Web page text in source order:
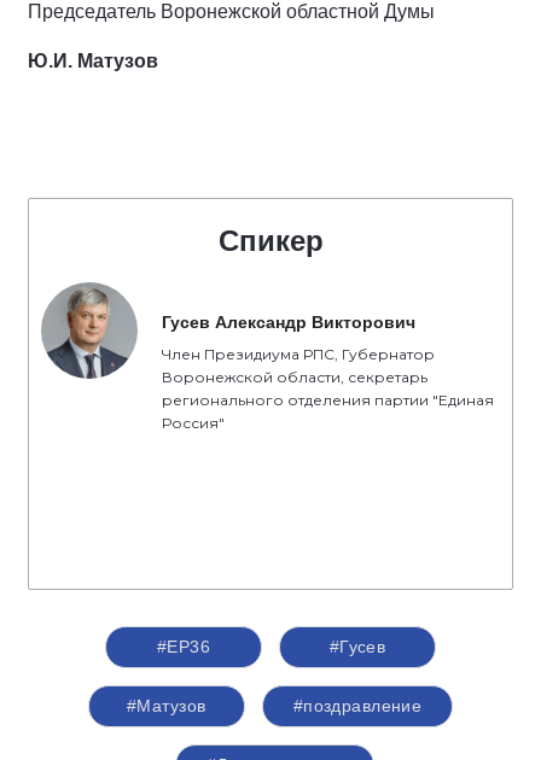
Председатель Воронежской областной Думы
Ю.И. Матузов
Спикер
Гусев Александр Викторович
Член Президиума РПС, Губернатор
Воронежской области, секретарь
регионального отделения партии "Единая
Россия"
#ЕР36 #Гусев
#Матузов #поздравление